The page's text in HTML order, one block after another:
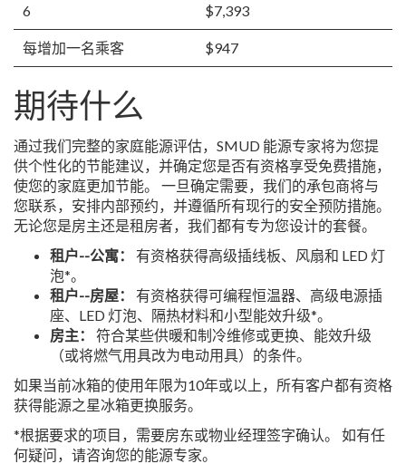
6 $7,393
每增加一名乘客 $947
期待什么
通过我们完整的家庭能源评估，SMUD 能源专家将为您提
供个性化的节能建议，并确定您是否有资格享受免费措施，
使您的家庭更加节能。 一旦确定需要，我们的承包商将与
您联系，安排内部预约，并遵循所有现行的安全预防措施。
无论您是房主还是租房者，我们都有专为您设计的套餐。
租户--公寓： 有资格获得高级插线板、风扇和 LED 灯
泡*。
租户--房屋： 有资格获得可编程恒温器、高级电源插
座、LED 灯泡、隔热材料和小型能效升级*。
房主： 符合某些供暖和制冷维修或更换、能效升级
（或将燃气用具改为电动用具）的条件。
如果当前冰箱的使用年限为10年或以上，所有客户都有资格
获得能源之星冰箱更换服务。
*根据要求的项目，需要房东或物业经理签字确认。 如有任
何疑问，请咨询您的能源专家。